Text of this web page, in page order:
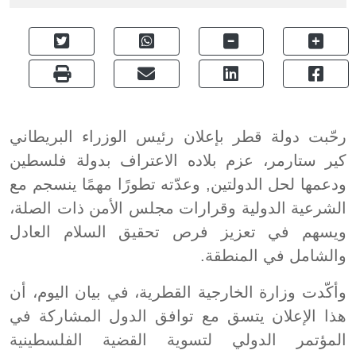
رحّبت دولة قطر بإعلان رئيس الوزراء البريطاني
كير ستارمر، عزم بلاده الاعتراف بدولة فلسطين
ودعمها لحل الدولتين, وعدّته تطورًا مهمًا ينسجم مع
الشرعية الدولية وقرارات مجلس الأمن ذات الصلة،
ويسهم في تعزيز فرص تحقيق السلام العادل
والشامل في المنطقة.
وأكّدت وزارة الخارجية القطرية، في بيان اليوم، أن
هذا الإعلان يتسق مع توافق الدول المشاركة في
المؤتمر الدولي لتسوية القضية الفلسطينية